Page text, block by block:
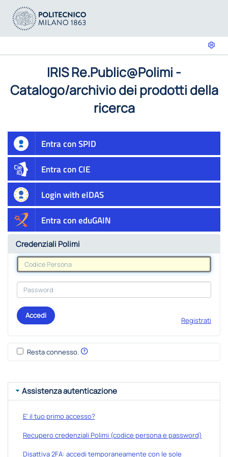
IRIS Re.Public@Polimi -
Catalogo/archivio dei prodotti della
ricerca
Entra con SPID
Entra con CIE
Login with eIDAS
Entra con eduGAIN
Credenziali Polimi
Accedi
Registrati
Resta connesso.
Assistenza autenticazione
E' il tuo primo accesso?
Recupero credenziali Polimi (codice persona e password)
Disattiva 2FA: accedi temporaneamente con le sole